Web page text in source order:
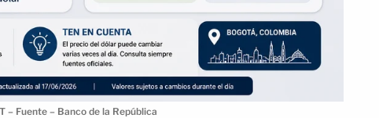
– Fuente – Banco de la República